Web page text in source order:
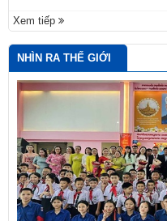
Xem tiếp
NHÌN RA THẾ GIỚI